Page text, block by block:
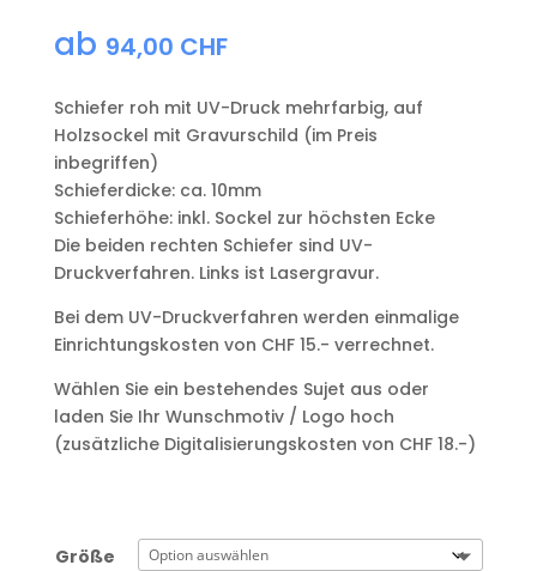
ab 94,00 CHF
Schiefer roh mit UV-Druck mehrfarbig, auf
Holzsockel mit Gravurschild (im Preis
inbegriffen)
Schieferdicke: ca. 10mm
Schieferhöhe: inkl. Sockel zur höchsten Ecke
Die beiden rechten Schiefer sind UV-
Druckverfahren. Links ist Lasergravur.
Bei dem UV-Druckverfahren werden einmalige
Einrichtungskosten von CHF 15.- verrechnet.
Wählen Sie ein bestehendes Sujet aus oder
laden Sie Ihr Wunschmotiv / Logo hoch
(zusätzliche Digitalisierungskosten von CHF 18.-)
Größe